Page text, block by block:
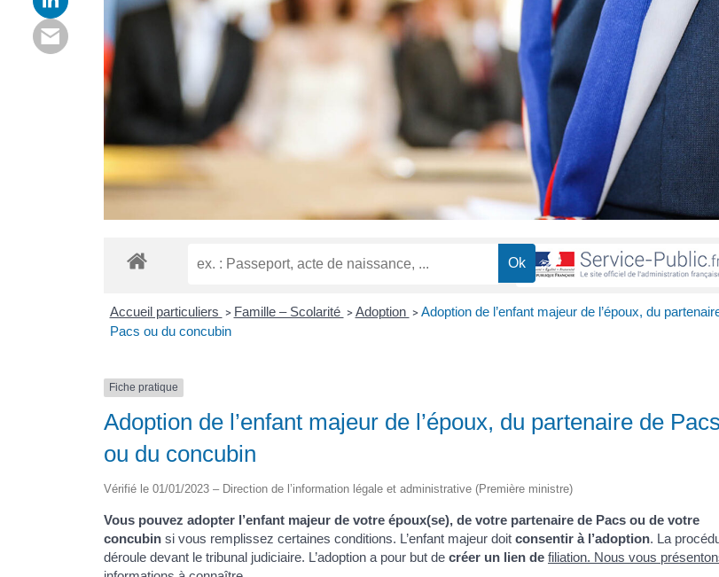
Accueil particuliers > Famille – Scolarité > Adoption > Adoption de l’enfant majeur de l’époux, du
Pacs ou du concubin
Fiche pratique
Adoption de l’enfant majeur de l’époux, du partenaire de Pacs
ou du concubin
Vérifié le 01/01/2023 – Direction de l’information légale et administrative (Première ministre)
Vous pouvez adopter l’enfant majeur de votre époux(se), de votre partenaire de Pacs ou de votre
concubin si vous remplissez certaines conditions. L’enfant majeur doit consentir à l’adoption. La
déroule devant le tribunal judiciaire. L’adoption a pour but de créer un lien de filiation. Nous vous